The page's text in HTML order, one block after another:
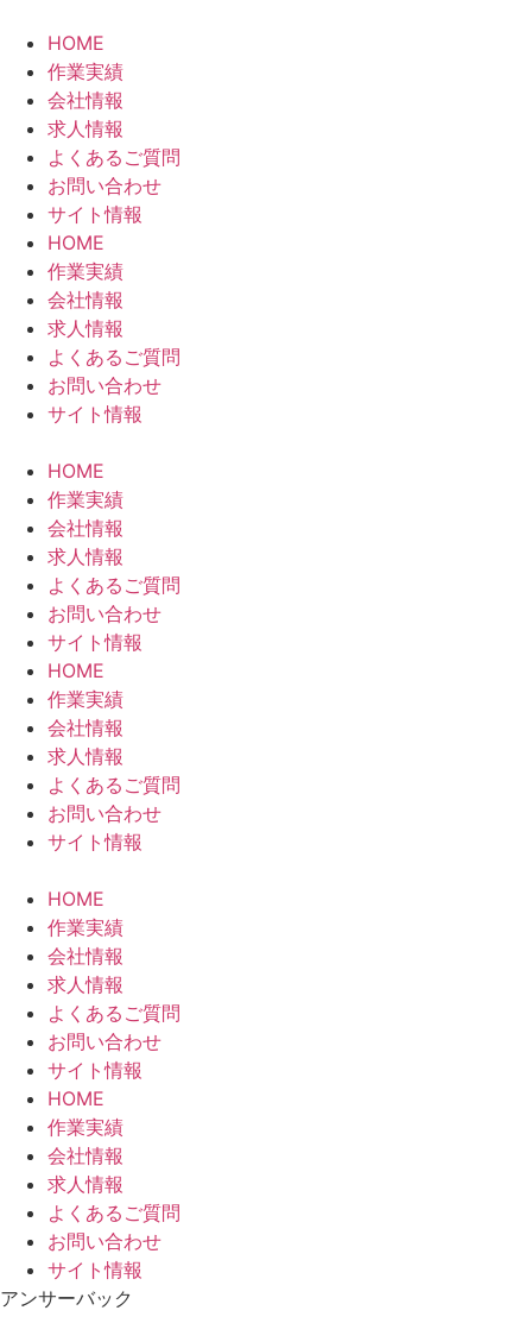
HOME
作業実績
会社情報
求人情報
よくあるご質問
お問い合わせ
サイト情報
HOME
作業実績
会社情報
求人情報
よくあるご質問
お問い合わせ
サイト情報
HOME
作業実績
会社情報
求人情報
よくあるご質問
お問い合わせ
サイト情報
HOME
作業実績
会社情報
求人情報
よくあるご質問
お問い合わせ
サイト情報
HOME
作業実績
会社情報
求人情報
よくあるご質問
お問い合わせ
サイト情報
HOME
作業実績
会社情報
求人情報
よくあるご質問
お問い合わせ
サイト情報
アンサーバック